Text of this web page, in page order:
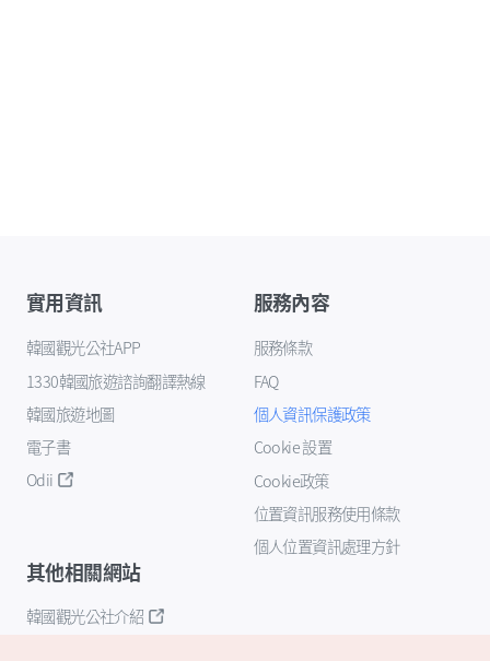
實用資訊
韓國觀光公社APP
1330韓國旅遊諮詢翻譯熱線
韓國旅遊地圖
電子書
Odii
服務內容
服務條款
FAQ
個人資訊保護政策
Cookie 設置
Cookie政策
位置資訊服務使用條款
個人位置資訊處理方針
其他相關網站
韓國觀光公社介紹